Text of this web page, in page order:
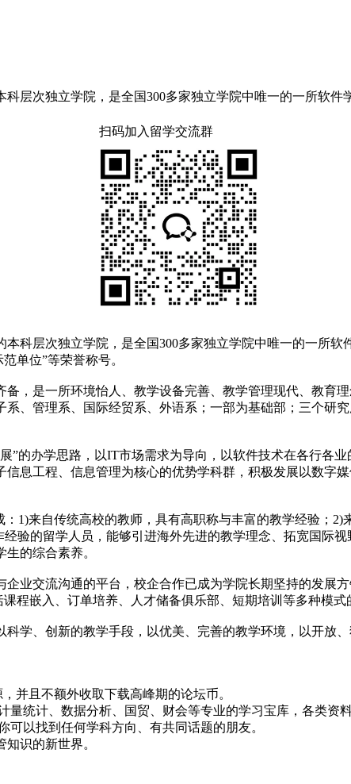
层次独立学院，是全国300多家独立学院中唯一的一所软
扫码加入留学交流群
科层次独立学院，是全国300多家独立学院中唯一的一所软
单位”等荣誉称号。
，是一所环境怡人、教学设备完善、教学管理现代、教育
、管理系、国际经贸系、外语系；一部为基础部；三个研
的办学思路，以IT市场需求为导向，以软件技术在各行各
息工程、信息管理为核心的优势学科群，积极发展以数字
1)来自传统高校的教师，具有高职称与丰富的教学经验；
验的留学人员，能够引进海外先进的教学理念、拓宽国际
的综合素养。
业交流沟通的平台，校企合作已成为学院长期坚持的发展
程嵌入、订单培养、人才储备俱乐部、短期培训等多种模式
学、创新的教学手段，以优美、完善的教学环境，以开放
并且不额外收取下载高峰期的论坛币。
统计、数据分析、国贸、财会等专业的学习宝库，各类资料
以找到任何学科方向、有共同话题的朋友。
识的新世界。